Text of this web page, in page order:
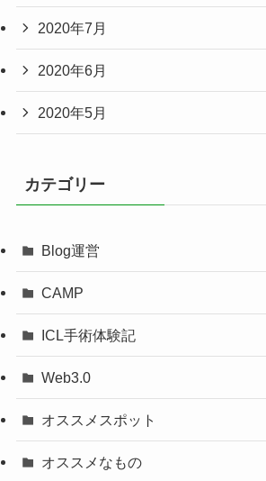
2020年7月
2020年6月
2020年5月
カテゴリー
Blog運営
CAMP
ICL手術体験記
Web3.0
オススメスポット
オススメなもの